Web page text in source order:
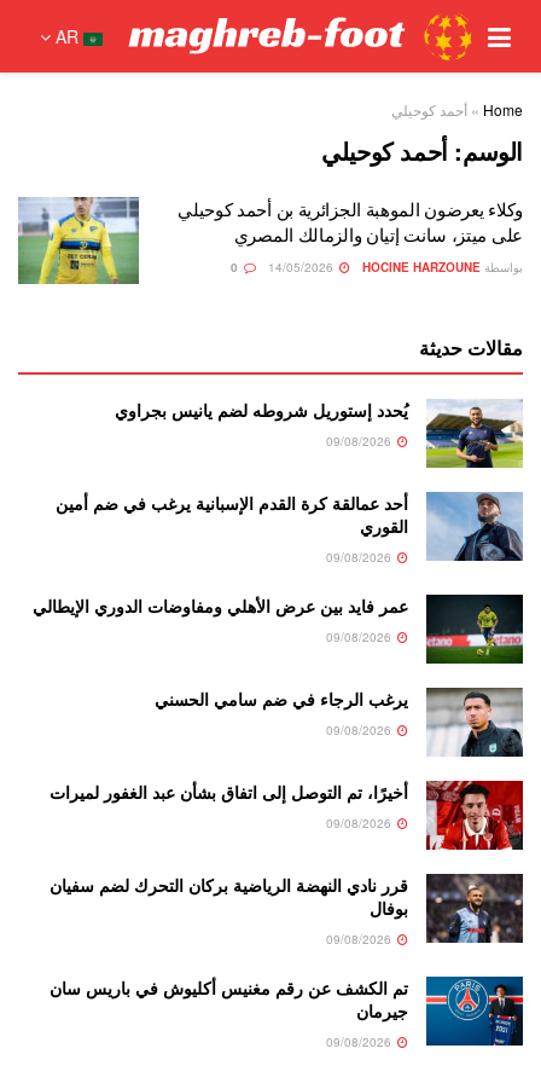
AR
Home
» أحمد كوحيلي
الوسم:أحمد كوحيلي
وكلاء يعرضون الموهبة الجزائرية بن أحمد كوحيلي
على ميتز، سانت إتيان والزمالك المصري
بواسطة HOCINE HARZOUNE
مقالات حديثة
يُحدد إستوريل شروطه لضم يانيس بجراوي
أحد عمالقة كرة القدم الإسبانية يرغب في ضم أمين
القوري
عمر فايد بين عرض الأهلي ومفاوضات الدوري الإيطالي
يرغب الرجاء في ضم سامي الحسني
أخيرًا، تم التوصل إلى اتفاق بشأن عبد الغفور لميرات
قرر نادي النهضة الرياضية بركان التحرك لضم سفيان
بوفال
تم الكشف عن رقم مغنيس أكليوش في باريس سان
جيرمان